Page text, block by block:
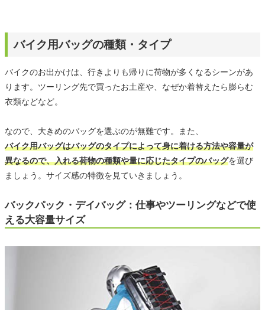
バイク用バッグの種類・タイプ
バイクのお出かけは、行きよりも帰りに荷物が多くなるシーンがあ
ります。ツーリング先で買ったお土産や、なぜか着替えたら膨らむ
衣類などなど。
なので、大きめのバッグを選ぶのが無難です。また、
バイク用バッグはバッグのタイプによって身に着ける方法や容量が
異なるので、入れる荷物の種類や量に応じたタイプのバッグを選び
ましょう。サイズ感の特徴を見ていきましょう。
バックパック・デイバッグ：仕事やツーリングなどで使
える大容量サイズ